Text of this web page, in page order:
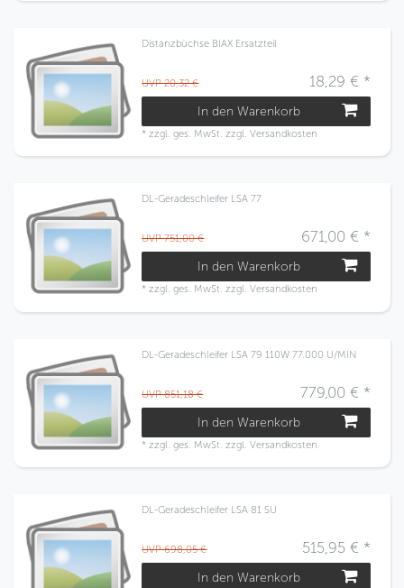
Distanzbüchse BIAX Ersatzteil
UVP 20,32 € 18,29 € *
In den Warenkorb
*zzgl. ges. MwSt. zzgl.Versandkosten
DL-Geradeschleifer LSA 77
UVP 751,00 € 671,00 € *
In den Warenkorb
*zzgl. ges. MwSt. zzgl.Versandkosten
DL-Geradeschleifer LSA 79 110W 77.000 U/MIN
UVP 851,18 € 779,00 € *
In den Warenkorb
*zzgl. ges. MwSt. zzgl.Versandkosten
DL-Geradeschleifer LSA 81 SU
UVP 698,05 € 515,95 € *
In den Warenkorb